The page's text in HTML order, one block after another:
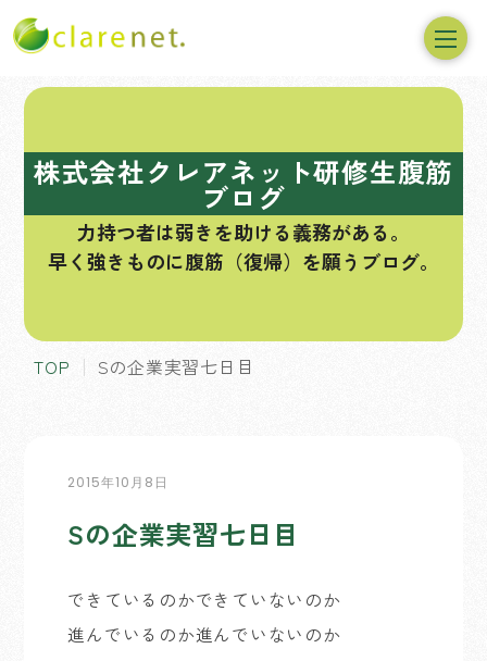
株式会社クレアネット研修生腹筋
ブログ
力持つ者は弱きを助ける義務がある。
早く強きものに腹筋（復帰）を願うブログ。
TOP Sの企業実習七日目
2015年10月8日
Sの企業実習七日目
できているのかできていないのか
進んでいるのか進んでいないのか